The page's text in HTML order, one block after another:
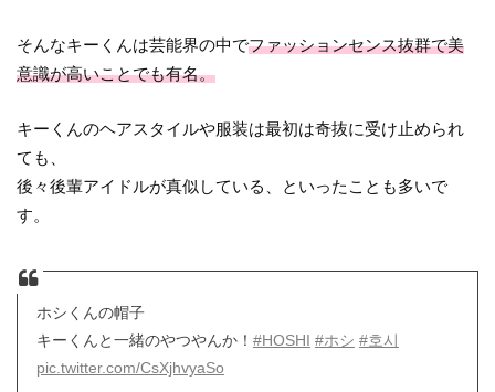
そんなキーくんは芸能界の中でファッションセンス抜群で美
意識が高いことでも有名。
キーくんのヘアスタイルや服装は最初は奇抜に受け止められ
ても、
後々後輩アイドルが真似している、といったことも多いで
す。
ホシくんの帽子
キーくんと一緒のやつやんか！ #HOSHI #ホシ #호시
pic.twitter.com/CsXjhvyaSo